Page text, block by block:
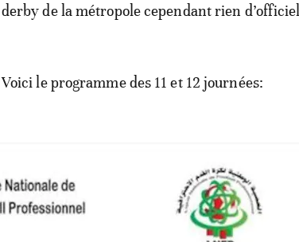
derby de la métropole cependant rien
Voici le programme des 11 et 12 journées: